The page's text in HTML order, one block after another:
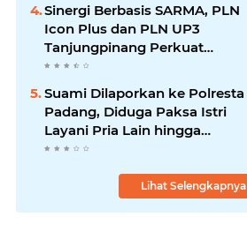
Sinergi Berbasis SARMA, PLN
Icon Plus dan PLN UP3
Tanjungpinang Perkuat
Kolaborasi Strategis
Suami Dilaporkan ke Polresta
Padang, Diduga Paksa Istri
Layani Pria Lain hingga
Berulang Kali
Lihat Selengkapnya